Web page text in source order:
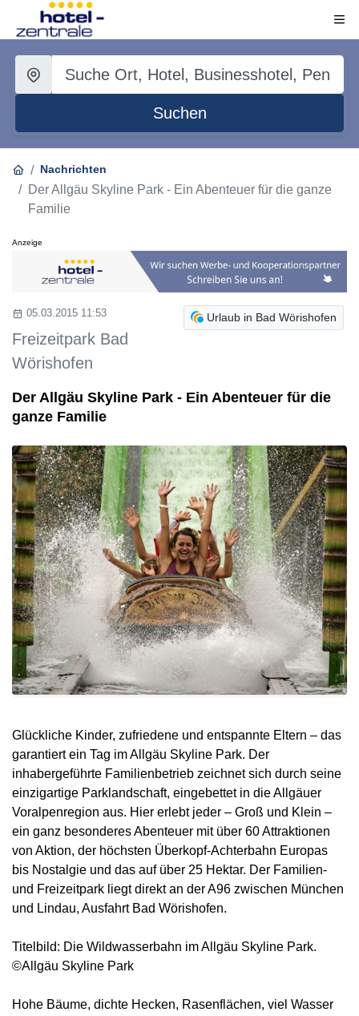
Suchen
Nachrichten
Der Allgäu Skyline Park - Ein Abenteuer für die ganze
Familie
Anzeige
Urlaub in Bad Wörishofen
05.03.2015 11:53
Freizeitpark Bad
Wörishofen
Der Allgäu Skyline Park - Ein Abenteuer für die
ganze Familie
Glückliche Kinder, zufriedene und entspannte Eltern – das
garantiert ein Tag im Allgäu Skyline Park. Der
inhabergeführte Familienbetrieb zeichnet sich durch seine
einzigartige Parklandschaft, eingebettet in die Allgäuer
Voralpenregion aus. Hier erlebt jeder – Groß und Klein –
ein ganz besonderes Abenteuer mit über 60 Attraktionen
von Aktion, der höchsten Überkopf-Achterbahn Europas
bis Nostalgie und das auf über 25 Hektar. Der Familien-
und Freizeitpark liegt direkt an der A96 zwischen München
und Lindau, Ausfahrt Bad Wörishofen.
Titelbild: Die Wildwasserbahn im Allgäu Skyline Park.
©Allgäu Skyline Park
Hohe Bäume, dichte Hecken, Rasenflächen, viel Wasser